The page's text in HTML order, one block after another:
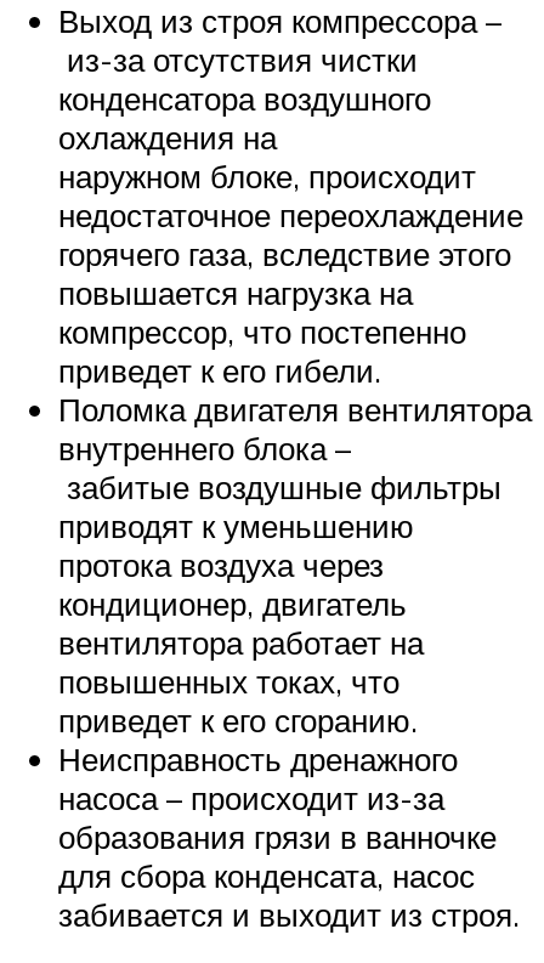
Выход из строя компрессора –
из-за отсутствия чистки
конденсатора воздушного
охлаждения на
наружном блоке, происходит
недостаточное переохлаждение
горячего газа, вследствие этого
повышается нагрузка на
компрессор, что постепенно
приведет к его гибели.
Поломка двигателя вентилятора
внутреннего блока –
забитые воздушные фильтры
приводят к уменьшению
протока воздуха через
кондиционер, двигатель
вентилятора работает на
повышенных токах, что
приведет к его сгоранию.
Неисправность дренажного
насоса – происходит из-за
образования грязи в ванночке
для сбора конденсата, насос
забивается и выходит из строя.